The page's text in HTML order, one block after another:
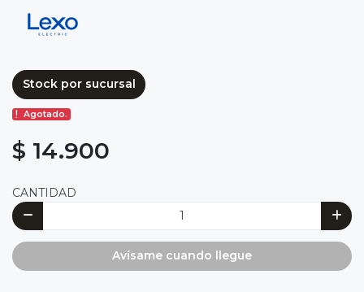
Stock por sucursal
Agotado.
$ 14.900
CANTIDAD
Avísame cuando llegue